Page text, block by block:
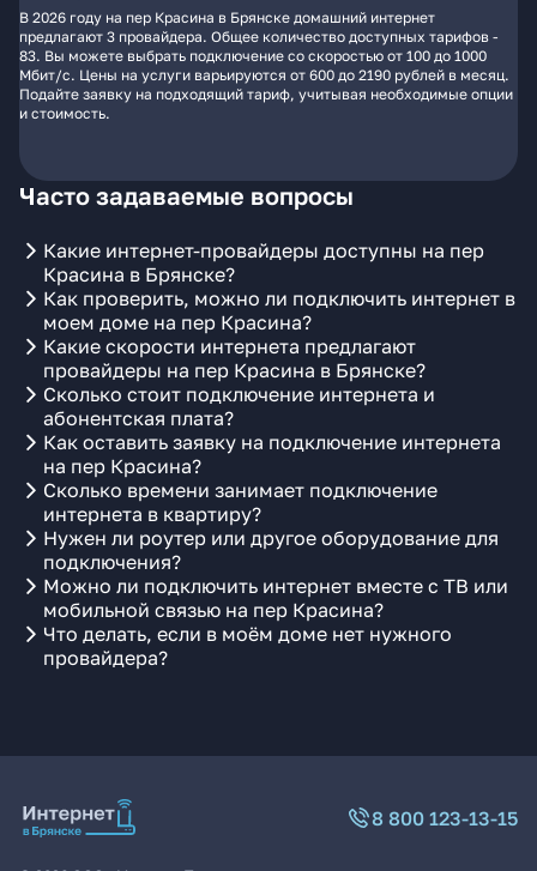
В 2026 году на пер Красина в Брянске домашний интернет
предлагают 3 провайдера. Общее количество доступных тарифов -
83. Вы можете выбрать подключение со скоростью от 100 до 1000
Мбит/с. Цены на услуги варьируются от 600 до 2190 рублей в месяц.
Подайте заявку на подходящий тариф, учитывая необходимые опции
и стоимость.
Часто задаваемые вопросы
Какие интернет-провайдеры доступны на пер
Красина в Брянске?
Как проверить, можно ли подключить интернет в
моем доме на пер Красина?
Какие скорости интернета предлагают
провайдеры на пер Красина в Брянске?
Сколько стоит подключение интернета и
абонентская плата?
Как оставить заявку на подключение интернета
на пер Красина?
Сколько времени занимает подключение
интернета в квартиру?
Нужен ли роутер или другое оборудование для
подключения?
Можно ли подключить интернет вместе с ТВ или
мобильной связью на пер Красина?
Что делать, если в моём доме нет нужного
провайдера?
8 800 123-13-15